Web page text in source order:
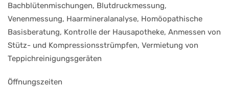
Bachblütenmischungen, Blutdruckmessung,
Venenmessung, Haarmineralanalyse, Homöopathische
Basisberatung, Kontrolle der Hausapotheke, Anmessen von
Stütz- und Kompressionsstrümpfen, Vermietung von
Teppichreinigungsgeräten
Öffnungszeiten